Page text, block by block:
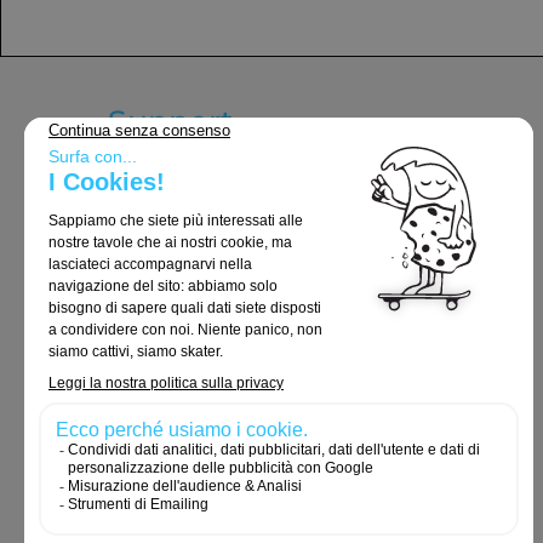
Support
Termini e Condizioni Generali
Consegna e resi
Avvisi legali
Politica sulla riservatezza
Politica sui cookie
Ordini e restituzioni
Contattateci
Cookies e dati personali
Accessibilità: non conforme